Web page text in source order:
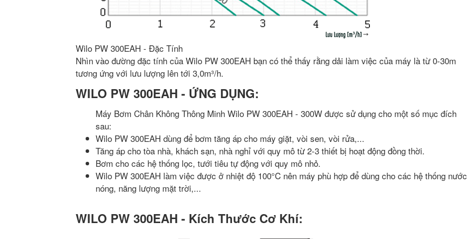
Wilo PW 300EAH - Đặc Tính
Nhìn vào đường đặc tính của Wilo PW 300EAH bạn có thể thấy rằng dải làm việc của máy là từ 0-30m
tương ứng với lưu lượng lên tới 3,0m³/h.
WILO PW 300EAH - ỨNG DỤNG:
Máy Bơm Chân Không Thông Minh Wilo PW 300EAH - 300W được sử dụng cho một số mục đích
sau:
Wilo PW 300EAH dùng để bơm tăng áp cho máy giặt, vòi sen, vòi rửa,...
Tăng áp cho tòa nhà, khách sạn, nhà nghỉ với quy mô từ 2-3 thiết bị hoạt động đồng thời.
Bơm cho các hệ thống lọc, tưới tiêu tự động với quy mô nhỏ.
Wilo PW 300EAH làm việc được ở nhiệt độ 100°C nên máy phù hợp để dùng cho các hệ thống nước
nóng, năng lượng mặt trời,...
WILO PW 300EAH - Kích Thước Cơ Khí: